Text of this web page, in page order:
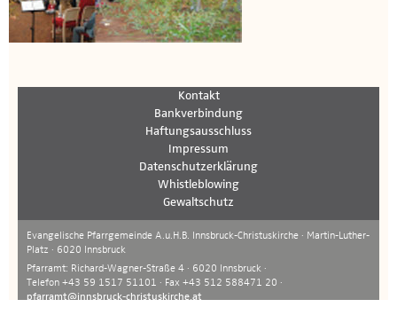
Kontakt
Bankverbindung
Haftungsausschluss
Impressum
Datenschutzerklärung
Whistleblowing
Gewaltschutz
Evangelische Pfarrgemeinde A.u.H.B. Innsbruck-Christuskirche · Martin-Luther-
Platz · 6020 Innsbruck
Pfarramt: Richard-Wagner-Straße 4 · 6020 Innsbruck ·
Telefon +43 59 1517 51101 · Fax +43 512 588471 20 ·
pfarramt@innsbruck-christuskirche.at